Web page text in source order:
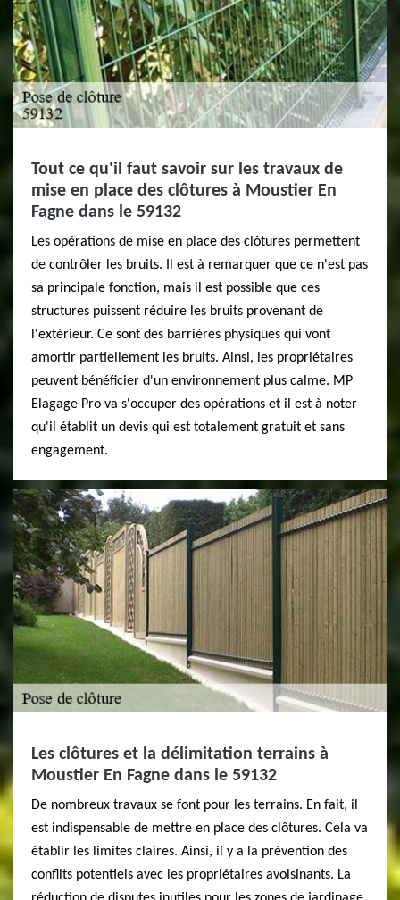
Tout ce qu'il faut savoir sur les travaux de
mise en place des clôtures à Moustier En
Fagne dans le 59132
Les opérations de mise en place des clôtures permettent
de contrôler les bruits. Il est à remarquer que ce n'est pas
sa principale fonction, mais il est possible que ces
structures puissent réduire les bruits provenant de
l'extérieur. Ce sont des barrières physiques qui vont
amortir partiellement les bruits. Ainsi, les propriétaires
peuvent bénéficier d'un environnement plus calme. MP
Elagage Pro va s'occuper des opérations et il est à noter
qu'il établit un devis qui est totalement gratuit et sans
engagement.
Les clôtures et la délimitation terrains à
Moustier En Fagne dans le 59132
De nombreux travaux se font pour les terrains. En fait, il
est indispensable de mettre en place des clôtures. Cela va
établir les limites claires. Ainsi, il y a la prévention des
conflits potentiels avec les propriétaires avoisinants. La